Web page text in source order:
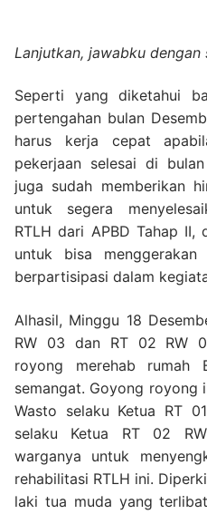
Lanjutkan, jawabku dengan
Seperti yang diketahui
pertengahan bulan
harus kerja cepat
pekerjaan selesai di
juga sudah memberikan
untuk segera
RTLH dari APBD Tahap II,
untuk bisa
berpartisipasi dalam
Alhasil, Minggu 18
RW 03 dan RT 02 RW
royong merehab rumah
semangat. Goyong royong
Wasto selaku Ketua RT
selaku Ketua RT 02
warganya untuk
rehabilitasi RTLH ini.
laki tua muda yang